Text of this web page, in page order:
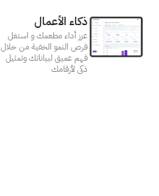
ذكاء الأعمال
عزز أداء مطعمك و استغل
فرص النمو الخفية من خلال
فهم عميق لبياناتك وتمثيل
ذكى لأرقامك